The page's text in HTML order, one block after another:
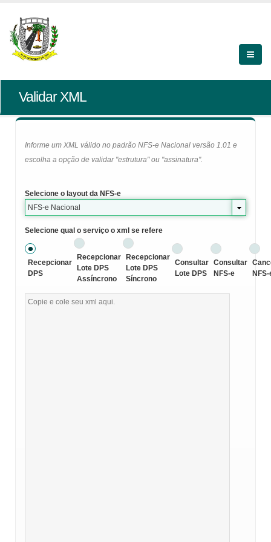
Validar XML
Informe um XML válido no padrão NFS-e Nacional versão 1.01 e
escolha a opção de validar "estrutura" ou "assinatura".
Selecione o layout da NFS-e
NFS-e Nacional
Selecione qual o serviço o xml se refere
Recepcionar
DPS
Recepcionar
Lote DPS
Assíncrono
Recepcionar
Lote DPS
Síncrono
Consultar
Lote DPS
Consultar
NFS-e
NFS-